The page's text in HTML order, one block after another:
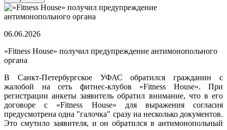
06.06.2026
«Fitness House» получил предупреждение антимонопольного
органа
В Санкт-Петербургское УФАС обратился гражданин с
жалобой на сеть фитнес-клубов «Fitness House». При
регистрации анкеты заявитель обратил внимание, что в его
договоре с «Fitness House» для выражения согласия
предусмотрена одна "галочка" сразу на несколько документов.
Это смутило заявителя, и он обратился в антимонопольный